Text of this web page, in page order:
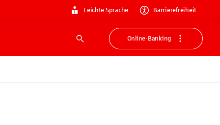
Leichte Sprache Barrierefreiheit
Suche
Online-Banking